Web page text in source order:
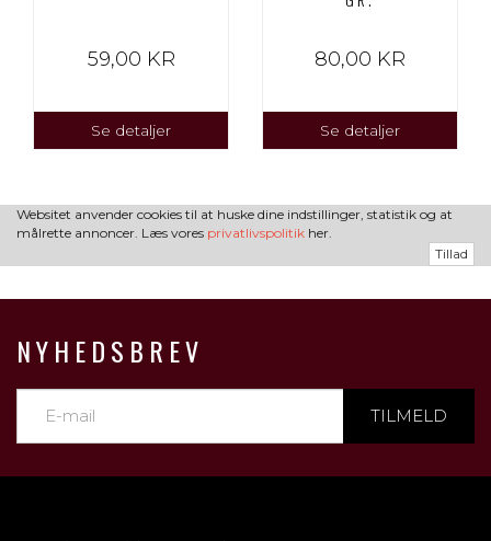
59,00 KR
Se detaljer
80,00 KR
Se detaljer
Websitet anvender cookies til at huske dine indstillinger, statistik og at
målrette annoncer. Læs vores privatlivspolitik her.
Tillad
NYHEDSBREV
TILMELD